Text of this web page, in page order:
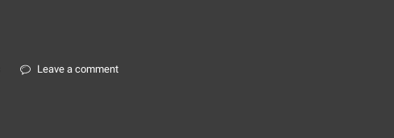
Leave a comment